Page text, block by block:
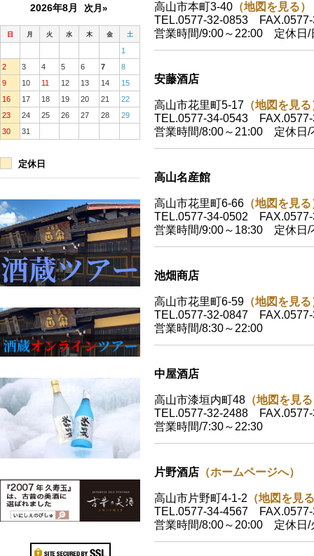
2026年8月 次月»
日 月 火 水 木 金 土
1
2
3 4 5 6 7
8
9
10 11 12 13 14
15
16
17 18 19 20 21
22
23
24 25 26 27 28
29
30
31
定休日
高山市本町3-40 （地図を見る）
TEL.0577-32-0853 FAX.0577-
営業時間/9:00～22:00 定休日/
安藤酒店
高山市花里町5-17 （地図を見る
TEL.0577-34-0543 FAX.0577-
営業時間/8:00～21:00 定休日/
高山名産館
高山市花里町6-66 （地図を見る
TEL.0577-34-0502 FAX.0577-
営業時間/9:00～18:30 定休日/
池畑商店
高山市花里町6-59 （地図を見る
TEL.0577-32-0847 FAX.0577-
営業時間/8:30～22:00
中屋酒店
高山市漆垣内町48 （地図を見
TEL.0577-32-2488 FAX.0577-
営業時間/7:30～22:30
片野酒店 （ホームページへ）
高山市片野町4-1-2 （地図を見
TEL.0577-34-4567 FAX.0577-
営業時間/8:00～20:00 定休日/